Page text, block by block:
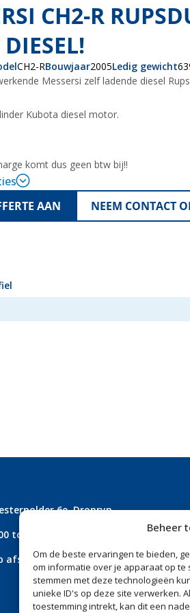
Beheer
Om de beste ervaringen te bieden,
om informatie over je apparaat op
stemmen met deze technologieën
unieke ID's op deze site verwerken.
toestemming intrekt, kan dit een
CH2-R
DIESEL!
CH2-RBouwjaar2005Ledig gewicht
Messersi zelf ladende diesel
Kubota diesel motor.
komt dus geen btw bij!!
AAN
NEEM CONTACT
6e, Dronryp
tot 17.00
afspraak